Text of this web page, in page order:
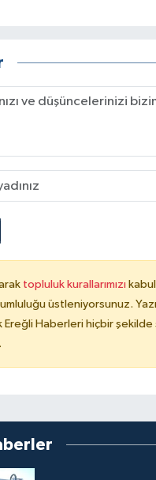
topluluk kurallarımızı
üstleniyorsunuz.
Ereğli Haberleri hiçbir şekilde